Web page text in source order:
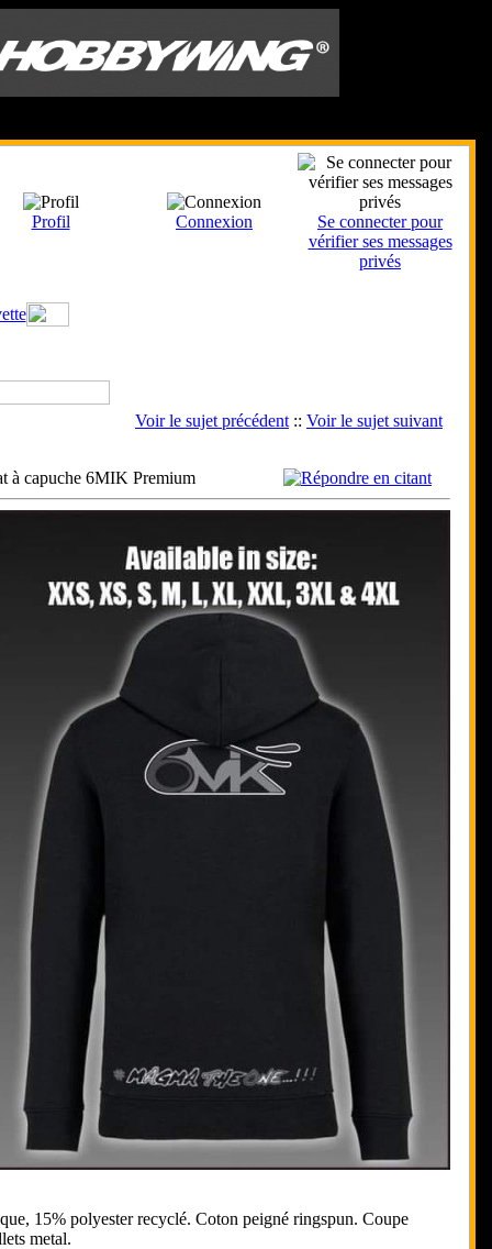
Profil Connexion
Se connecter pour
vérifier ses messages
privés
Voir le sujet précédent :: Voir le sujet suivant
à capuche 6MIK Premium
15% polyester recyclé. Coton peigné ringspun. Coupe
metal.